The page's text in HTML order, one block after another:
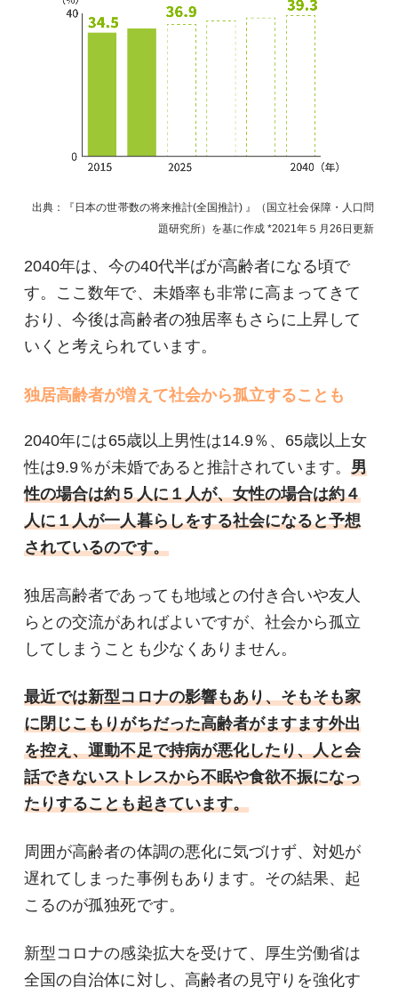
出典：『日本の世帯数の将来推計(全国推計) 』（国立社会保障・人口問
題研究所）を基に作成 2021年５月26日 更新
2040年は、今の40代半ばが高齢者になる頃で
す。ここ数年で、未婚率も非常に高まってきて
おり、今後は高齢者の独居率もさらに上昇して
いくと考えられています。
独居高齢者が増えて社会から孤立することも
2040年には65歳以上男性は14.9％、65歳以上女
性は9.9％が未婚であると推計されています。男
性の場合は約５人に１人が、女性の場合は約４
人に１人が一人暮らしをする社会になると予想
されているのです。
独居高齢者であっても地域との付き合いや友人
らとの交流があればよいですが、社会から孤立
してしまうことも少なくありません。
最近では新型コロナの影響もあり、そもそも家
に閉じこもりがちだった高齢者がますます外出
を控え、運動不足で持病が悪化したり、人と会
話できないストレスから不眠や食欲不振になっ
たりすることも起きています。
周囲が高齢者の体調の悪化に気づけず、対処が
遅れてしまった事例もあります。その結果、起
こるのが孤独死です。
新型コロナの感染拡大を受けて、厚生労働省は
全国の自治体に対し、高齢者の見守りを強化す